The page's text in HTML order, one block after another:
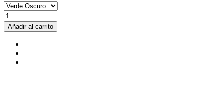
Añadir al carrito